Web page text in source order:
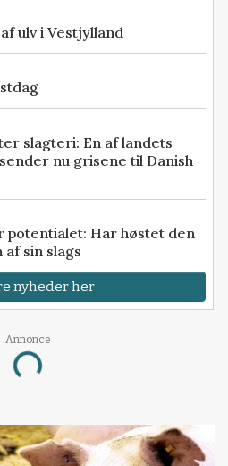
ulv i Vestjylland
slagteri: En af landets
nu grisene til Danish
Har høstet den
sin slags
nyheder her
Annonce
Loading...